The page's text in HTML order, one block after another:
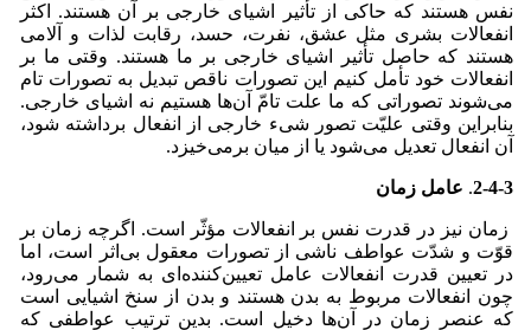
نفس هستند که حاکی از تأثیر اشیای خارجی بر آن هستند. اکثر
انفعالات بشری مثل عشق، نفرت، حسد، رقابت لذات و آلامی‌
هستند که حاصل تأثیر اشیای خارجی بر ما هستند. وقتی ما بر
انفعالات خود تأمل کنیم این تصورات ناقص تبدیل به تصورات تام
می‌‌شوند تصوراتی که ما علت تامّ آن‌ها هستیم نه اشیای خارجی.
بنابراین وقتی علیّت تصور شیء خارجی از انفعال برداشته شود،
آن انفعال تعدیل می‌‌شود یا از میان برمی‌‌خیزد.
2-4-3
. عامل زمان
زمان نیز در قدرت نفس بر انفعالات مؤثّر است. اگرچه زمان بر
قوّت و شدّت عواطف ناشی از تصورات معقول بی‌اثر است، اما
در تعیین قدرت انفعالات عامل تعیین‌کننده‌ای به شمار می‌‌رود،
چون انفعالات مربوط به بدن هستند و بدن از سنخ اشیایی است
که عنصر زمان در آن‌ها دخیل است. بدین ترتیب عواطفی که